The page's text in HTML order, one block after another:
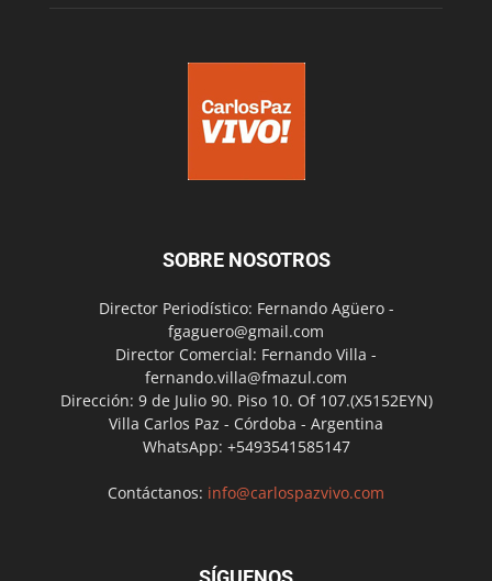
SOBRE NOSOTROS
Director Periodístico: Fernando Agüero -
fgaguero@gmail.com
Director Comercial: Fernando Villa -
fernando.villa@fmazul.com
Dirección: 9 de Julio 90. Piso 10. Of 107.(X5152EYN)
Villa Carlos Paz - Córdoba - Argentina
WhatsApp: +5493541585147
Contáctanos: info@carlospazvivo.com